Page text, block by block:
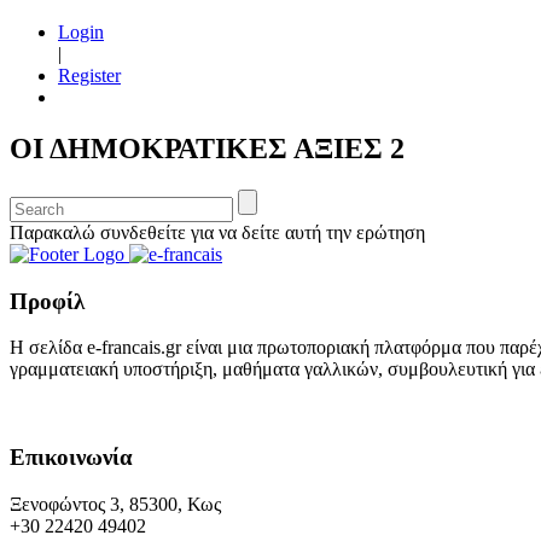
Login
|
Register
ΟΙ ΔΗΜΟΚΡΑΤΙΚΕΣ ΑΞΙΕΣ 2
Παρακαλώ συνδεθείτε για να δείτε αυτή την ερώτηση
Προφίλ
Η σελίδα e-francais.gr είναι μια πρωτοποριακή πλατφόρμα που
γραμματειακή υποστήριξη, μαθήματα γαλλικών, συμβουλευτική για
Επικοινωνία
Ξενοφώντος 3, 85300, Κως
+30 22420 49402